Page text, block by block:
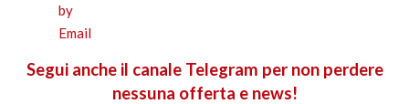
Segui anche il canale Telegram per non perdere
nessuna offerta e news!